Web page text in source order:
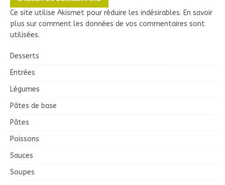
Ce site utilise Akismet pour réduire les indésirables. En savoir
plus sur comment les données de vos commentaires sont
utilisées.
Desserts
Entrées
Légumes
Pâtes de base
Pâtes
Poissons
Sauces
Soupes